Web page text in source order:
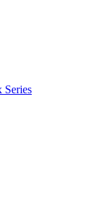
Series